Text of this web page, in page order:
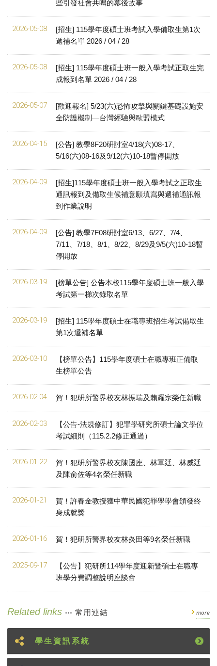
些引發社會共鳴的幕後故事
2026-05-08
[招生] 115學年度碩士班考試入學備取生第1次
遞補名單 2026 / 04 / 28
2026-05-08
[招生] 115學年度碩士班一般入學考試正取生完
成報到名單 2026 / 04 / 28
2026-05-07
[歡迎報名] 5/23(六)恐怖攻擊與關鍵基礎設施安
全防護機制—台灣經驗與歐盟模式
2026-04-15
[公告] 教學8F20研討室4/18(六)08-17、
5/16(六)08-16及9/12(六)10-18暫停開放
2026-04-09
[招生]115學年度碩士班一般入學考試之正取生
通訊報到及備取生候補意願填寫與遞補通訊報
到作業說明
2026-04-09
[公告] 教學7F08研討室6/13、6/27、7/4、
7/11、7/18、8/1、8/22、8/29及9/5(六)10-18暫
停開放
2026-03-19
[榜單公告] 公告本校115學年度碩士班一般入學
考試第一梯次錄取名單
2026-03-19
[招生] 115學年度碩士在職專班招生考試備取生
第1次遞補名單
2026-03-10
【榜單公告】115學年度碩士在職專班正備取
生榜單公告
2026-02-04 賀！犯研所警界校友林振瑞及賴耀宗榮任新職
2026-02-03
【公告-法規修訂】犯罪學研究所碩士論文學位
考試細則（115.2.2修正通過）
2026-01-22
賀！犯研所警界校友陳國座、林軍廷、林威廷
及陳俞佐等4名榮任新職
2026-01-21
賀！許春金教授獲中華民國犯罪學學會頒發終
身成就獎
2026-01-16 賀！犯研所警界校友林炎田等9名榮任新職
2025-09-17
【公告】犯研所114學年度迎新暨碩士在職專
班學分費調整說明座談會
Related links 常用連結 more
學生資訊系統